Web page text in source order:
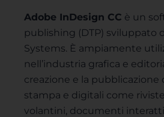
Adobe InDesign CC è un
publishing (DTP) sviluppato
Systems. È ampiamente
nell’industria grafica e
creazione e la pubblicazione
stampa e digitali come
volantini, documenti